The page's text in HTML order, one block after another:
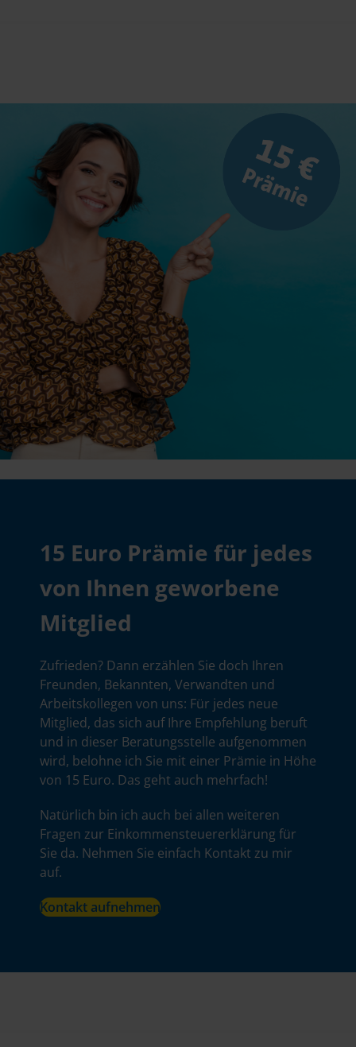
15 Euro Prämie für jedes
von Ihnen geworbene
Mitglied
Zufrieden? Dann erzählen Sie doch Ihren
Freunden, Bekannten, Verwandten und
Arbeitskollegen von uns: Für jedes neue
Mitglied, das sich auf Ihre Empfehlung beruft
und in dieser Beratungsstelle aufgenommen
wird, belohne ich Sie mit einer Prämie in Höhe
von 15 Euro. Das geht auch mehrfach!
Natürlich bin ich auch bei allen weiteren
Fragen zur Einkommensteuererklärung für
Sie da. Nehmen Sie einfach Kontakt zu mir
auf.
Kontakt aufnehmen